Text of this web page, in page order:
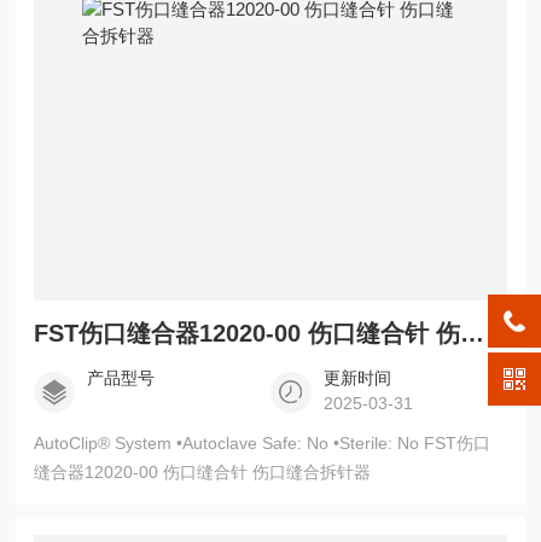
FST伤口缝合器12020-00 伤口缝合针 伤口缝合拆针器
产品型号
更新时间
2025-03-31
AutoClip® System •Autoclave Safe: No •Sterile: No FST伤口
缝合器12020-00 伤口缝合针 伤口缝合拆针器